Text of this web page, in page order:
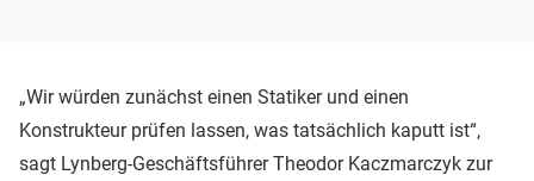
„Wir würden zunächst einen Statiker und einen
Konstrukteur prüfen lassen, was tatsächlich kaputt ist“,
sagt Lynberg-Geschäftsführer Theodor Kaczmarczyk zur